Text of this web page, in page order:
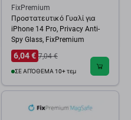
FixPremium
Προστατευτικό Γυαλί για
iPhone 14 Pro, Privacy Anti-
Spy Glass, FixPremium
6,04 € 7,04 €
ΣΕ ΑΠΌΘΕΜΑ 10+ τεμ